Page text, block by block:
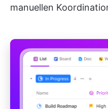
manuellen